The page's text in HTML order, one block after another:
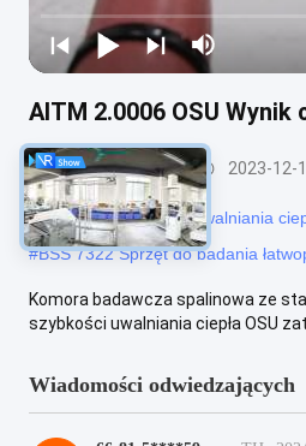
AITM 2.0006 OSU
Sprzęt testowy 2023-12-
#Wskaźnik szybkości uwalniania
#BSS 7322 Sprzęt do badania
Komora badawcza spalinowa ze
szybkości uwalniania ciepła OSU
Wiadomości odwiedzających